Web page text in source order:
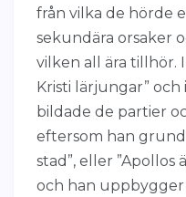
från vilka de hörde
sekundära orsaker
vilken all ära tillhör.
Kristi lärjungar”
bildade de partier
eftersom han
stad”, eller
och han uppbygger